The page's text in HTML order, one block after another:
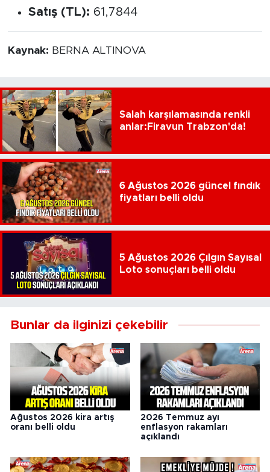
Satış (TL): 61,7844
Kaynak: BERNA ALTINOVA
Salah karşılamasında renkli
anlar:Firavun Trabzon'da!
6 Ağustos 2026 güncel fındık
fiyatları belli oldu
5 Ağustos 2026 Çılgın Sayısal
Loto sonuçları belli oldu
Bunlar da ilginizi çekebilir
Ağustos 2026 kira artış
oranı belli oldu
2026 Temmuz ayı
enflasyon rakamları
açıklandı